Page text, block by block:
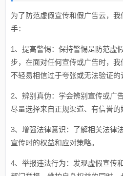
为了防范虚假宣传和假广告云，
手：
1、提高警惕：保持警惕是防范虚
步，在面对任何宣传或广告时，我
不轻易相信过于夸张或无法验证的
2、辨别真伪：学会辨别宣传或广
尽量选择来自正规渠道、有信誉的
3、增强法律意识：了解相关法律
宣传时的权益和应对策略。
4、举报违法行为：发现虚假宣传